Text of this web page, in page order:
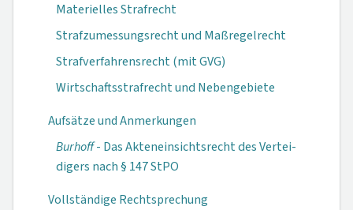
Materielles Strafrecht
Strafzumessungsrecht und Maßregelrecht
Strafverfahrensrecht (mit GVG)
Wirtschaftsstrafrecht und Nebengebiete
Aufsätze und Anmerkungen
Burhoff- Das Akteneinsichts­recht des Vertei­
digers nach § 147 StPO
Vollständige Rechtsprechung